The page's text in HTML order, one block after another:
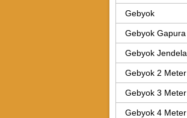
Gebyok
Gebyok Gapura
Gebyok Jendela
Gebyok 2 Meter
Gebyok 3 Meter
Gebyok 4 Meter